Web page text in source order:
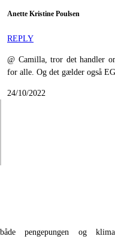
Anette Kristine Poulsen
REPLY
@ Camilla, tror det handler
for alle. Og det gælder også
24/10/2022
pengepungen og